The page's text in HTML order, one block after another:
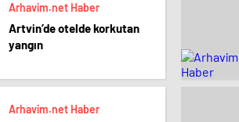
Arhavim.net Haber
Artvin’de otelde korkutan
yangın
Arhavim.net Haber